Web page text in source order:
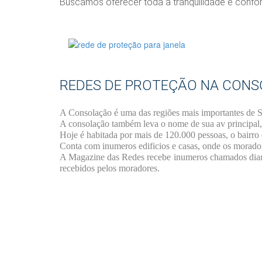
REDES DE PROTEÇÃO NA
A Consolação é uma das regiões mais importantes de
A consolação também leva o nome de sua av
Hoje é habitada por mais de 120.000 pessoas, o
Conta com inumeros edificios e casas, onde os
A Magazine das Redes recebe inumeros chamados
recebidos pelos moradores.